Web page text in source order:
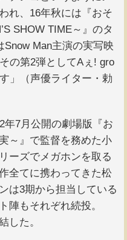
れ、16年秋には『おそ
SHOW TIME～』のタ
Man主演の実写映
の第2弾としてAぇ! gro
」（声優ライター・勅
7月公開の劇場版『お
～』で監督を務めた小
ーズでメガホンを取る
全てに携わってきた松
は3期から担当している
陣もそれぞれ続投。
した。